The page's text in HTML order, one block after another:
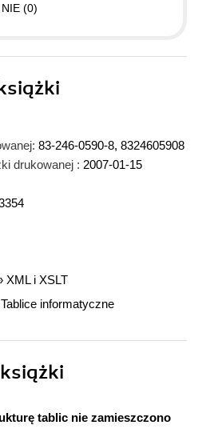
NIE (0)
83-246-0590-8, 8324605908
drukowanej : 2007-01-15
XML i XSLT
Tablice informatyczne
książki
tablic nie zamieszczono